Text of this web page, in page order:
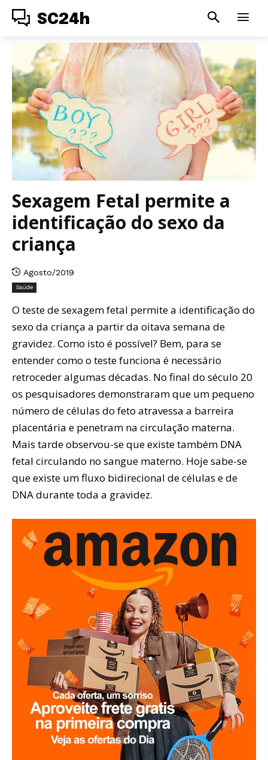
SC24h
Sexagem Fetal permite a
identificação do sexo da
criança
Agosto/2019
Saúde
O teste de sexagem fetal permite a identificação do
sexo da criança a partir da oitava semana de
gravidez. Como isto é possível? Bem, para se
entender como o teste funciona é necessário
retroceder algumas décadas. No final do século 20
os pesquisadores demonstraram que um pequeno
número de células do feto atravessa a barreira
placentária e penetram na circulação materna.
Mais tarde observou-se que existe também DNA
fetal circulando no sangue materno. Hoje sabe-se
que existe um fluxo bidirecional de células e de
DNA durante toda a gravidez.